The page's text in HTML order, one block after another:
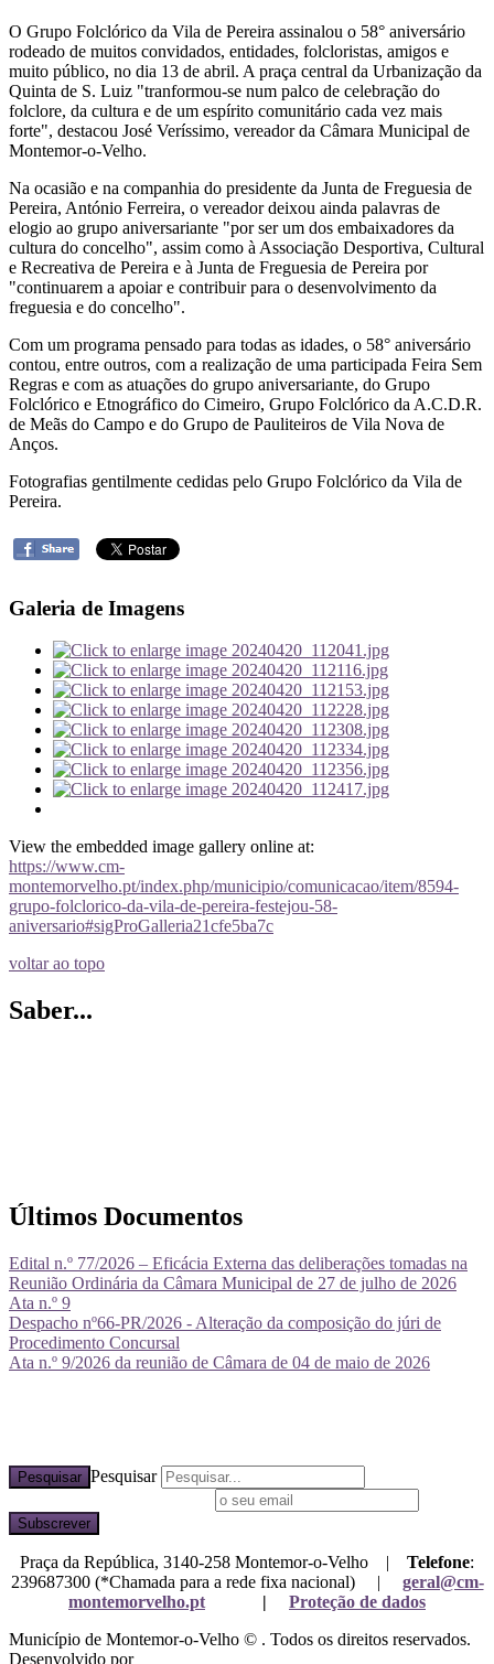
O Grupo Folclórico da Vila de Pereira assinalou o 58° aniversário
rodeado de muitos convidados, entidades, folcloristas, amigos e
muito público, no dia 13 de abril. A praça central da Urbanização da
Quinta de S. Luiz "tranformou-se num palco de celebração do
folclore, da cultura e de um espírito comunitário cada vez mais
forte", destacou José Veríssimo, vereador da Câmara Municipal de
Montemor-o-Velho.
Na ocasião e na companhia do presidente da Junta de Freguesia de
Pereira, António Ferreira, o vereador deixou ainda palavras de
elogio ao grupo aniversariante "por ser um dos embaixadores da
cultura do concelho", assim como à Associação Desportiva, Cultural
e Recreativa de Pereira e à Junta de Freguesia de Pereira por
"continuarem a apoiar e contribuir para o desenvolvimento da
freguesia e do concelho".
Com um programa pensado para todas as idades, o 58° aniversário
contou, entre outros, com a realização de uma participada Feira Sem
Regras e com as atuações do grupo aniversariante, do Grupo
Folclórico e Etnográfico do Cimeiro, Grupo Folclórico da A.C.D.R.
de Meãs do Campo e do Grupo de Pauliteiros de Vila Nova de
Anços.
Fotografias gentilmente cedidas pelo Grupo Folclórico da Vila de
Pereira.
Galeria de Imagens
View the embedded image gallery online at:
https://www.cm-
montemorvelho.pt/index.php/municipio/comunicacao/item/8594-
grupo-folclorico-da-vila-de-pereira-festejou-58-
aniversario#sigProGalleria21cfe5ba7c
voltar ao topo
Saber...
Últimos Documentos
Edital n.º 77/2026 – Eficácia Externa das deliberações tomadas na
Reunião Ordinária da Câmara Municipal de 27 de julho de 2026
Ata n.º 9
Despacho nº66-PR/2026 - Alteração da composição do júri de
Procedimento Concursal
Ata n.º 9/2026 da reunião de Câmara de 04 de maio de 2026
Pesquisar Pesquisar
Praça da República, 3140-258 Montemor-o-Velho | Telefone:
239687300 (*Chamada para a rede fixa nacional) | geral@cm-
montemorvelho.pt
| Proteção de dados
Município de Montemor-o-Velho © . Todos os direitos reservados.
Desenvolvido por